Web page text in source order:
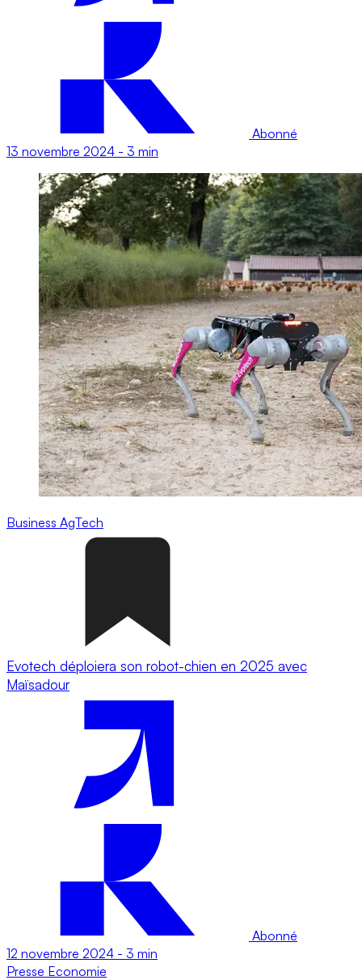
Abonné
13 novembre 2024 - 3 min
Business AgTech
Evotech déploiera son robot-chien en 2025 avec
Maïsadour
Abonné
12 novembre 2024 - 3 min
Presse Economie